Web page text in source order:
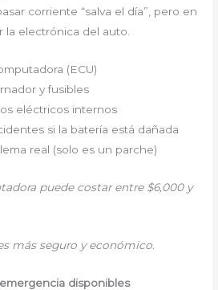
corriente “salva el día”, pero en
la electrónica del auto.
(ECU)
y fusibles
eléctricos internos
si la batería está dañada
real (solo es un parche)
puede costar entre $6,000 y
más seguro y económico.
disponibles